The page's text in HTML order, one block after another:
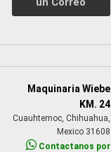
Maquinaria Wiebe
KM. 24
Cuauhtemoc, Chihuahua,
Mexico 31608
Contactanos por